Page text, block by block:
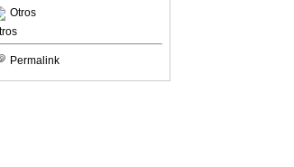
Otros
Permalink